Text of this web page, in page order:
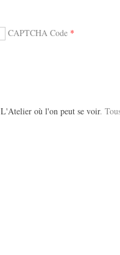
CAPTCHA Code *
L'Atelier où l'on peut se voir.